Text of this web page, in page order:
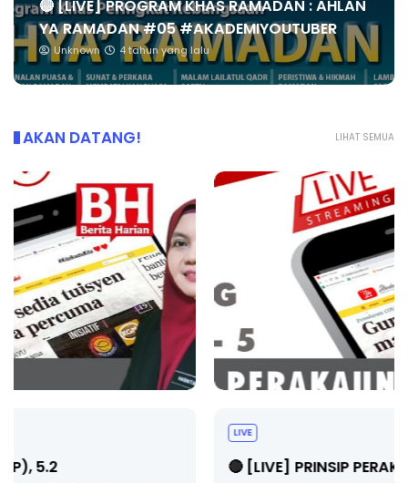
🔴 [LIVE] PROGRAM KHAS RAMADAN : AHLAN
YA RAMADAN #05 #AKADEMIYOUTUBER
Unknown 4 tahun yang lalu
LIHAT SEMUA
AKAN DATANG!
🔴 [LIVE] PRINSIP PERAKAUNAN, PECUT SKOR